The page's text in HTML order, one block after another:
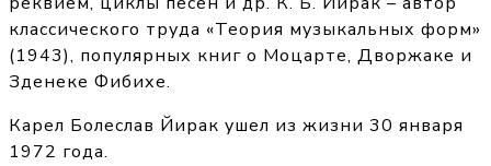
классического труда «Теория музыкальных форм»
(1943), популярных книг о Моцарте, Дворжаке и
Зденеке Фибихе.
Карел Болеслав Йирак ушел из жизни 30 января
1972 года.